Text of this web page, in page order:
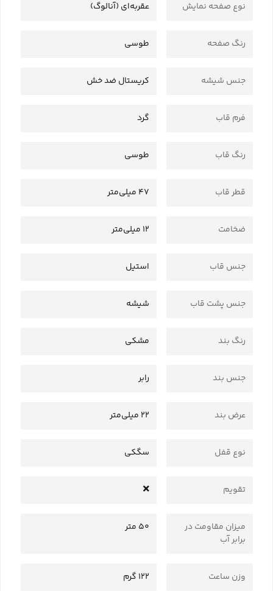
نوع صفحه نمایش عقربه‌ای (آنالوگ)
رنگ صفحه طوسی
جنس شیشه کریستال ضد خش
فرم قاب گرد
رنگ قاب طوسی
قطر قاب 47 میلی‌متر
ضخامت 12 میلی‌متر
جنس قاب استیل
جنس پشت قاب شیشه
رنگ بند مشکی
جنس بند رابر
عرض بند 22 میلی‌متر
نوع قفل سگکی
تقویم
میزان مقاومت در
برابر آب
50 متر
وزن ساعت 122 گرم